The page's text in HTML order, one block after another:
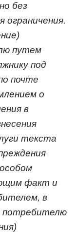
без
ограничения.
путем
под
почте
о
в
текста
факт и
в
потребителю